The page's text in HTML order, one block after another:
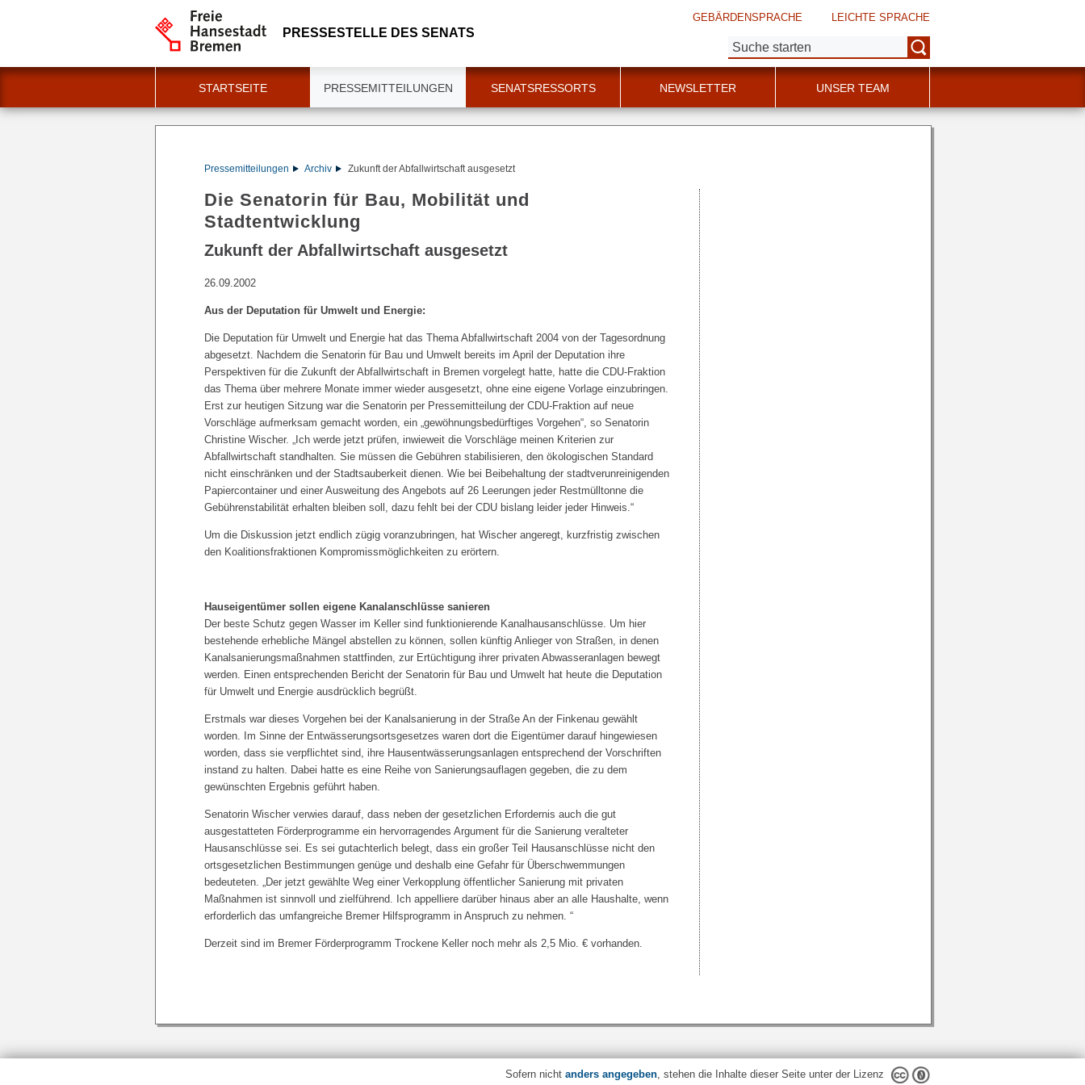
PRESSESTELLE DES SENATS
GEBÄRDENSPRACHE LEICHTE SPRACHE
Suche:
STARTSEITE PRESSEMITTEILUNGEN SENATSRESSORTS NEWSLETTER UNSER TEAM
Pressemitteilungen Archiv Zukunft der Abfallwirtschaft ausgesetzt
Die Senatorin für Bau, Mobilität und
Stadtentwicklung
Zukunft der Abfallwirtschaft ausgesetzt
26.09.2002
Aus der Deputation für Umwelt und Energie:
Die Deputation für Umwelt und Energie hat das Thema Abfallwirtschaft 2004 von der Tagesordnung
abgesetzt. Nachdem die Senatorin für Bau und Umwelt bereits im April der Deputation ihre
Perspektiven für die Zukunft der Abfallwirtschaft in Bremen vorgelegt hatte, hatte die CDU-Fraktion
das Thema über mehrere Monate immer wieder ausgesetzt, ohne eine eigene Vorlage einzubringen.
Erst zur heutigen Sitzung war die Senatorin per Pressemitteilung der CDU-Fraktion auf neue
Vorschläge aufmerksam gemacht worden, ein „gewöhnungsbedürftiges Vorgehen“, so Senatorin
Christine Wischer. „Ich werde jetzt prüfen, inwieweit die Vorschläge meinen Kriterien zur
Abfallwirtschaft standhalten. Sie müssen die Gebühren stabilisieren, den ökologischen Standard
nicht einschränken und der Stadtsauberkeit dienen. Wie bei Beibehaltung der stadtverunreinigenden
Papiercontainer und einer Ausweitung des Angebots auf 26 Leerungen jeder Restmülltonne die
Gebührenstabilität erhalten bleiben soll, dazu fehlt bei der CDU bislang leider jeder Hinweis.“
Um die Diskussion jetzt endlich zügig voranzubringen, hat Wischer angeregt, kurzfristig zwischen
den Koalitionsfraktionen Kompromissmöglichkeiten zu erörtern.
Hauseigentümer sollen eigene Kanalanschlüsse sanieren
Der beste Schutz gegen Wasser im Keller sind funktionierende Kanalhausanschlüsse. Um hier
bestehende erhebliche Mängel abstellen zu können, sollen künftig Anlieger von Straßen, in denen
Kanalsanierungsmaßnahmen stattfinden, zur Ertüchtigung ihrer privaten Abwasseranlagen bewegt
werden. Einen entsprechenden Bericht der Senatorin für Bau und Umwelt hat heute die Deputation
für Umwelt und Energie ausdrücklich begrüßt.
Erstmals war dieses Vorgehen bei der Kanalsanierung in der Straße An der Finkenau gewählt
worden. Im Sinne der Entwässerungsortsgesetzes waren dort die Eigentümer darauf hingewiesen
worden, dass sie verpflichtet sind, ihre Hausentwässerungsanlagen entsprechend der Vorschriften
instand zu halten. Dabei hatte es eine Reihe von Sanierungsauflagen gegeben, die zu dem
gewünschten Ergebnis geführt haben.
Senatorin Wischer verwies darauf, dass neben der gesetzlichen Erfordernis auch die gut
ausgestatteten Förderprogramme ein hervorragendes Argument für die Sanierung veralteter
Hausanschlüsse sei. Es sei gutachterlich belegt, dass ein großer Teil Hausanschlüsse nicht den
ortsgesetzlichen Bestimmungen genüge und deshalb eine Gefahr für Überschwemmungen
bedeuteten. „Der jetzt gewählte Weg einer Verkopplung öffentlicher Sanierung mit privaten
Maßnahmen ist sinnvoll und zielführend. Ich appelliere darüber hinaus aber an alle Haushalte, wenn
erforderlich das umfangreiche Bremer Hilfsprogramm in Anspruch zu nehmen. “
Derzeit sind im Bremer Förderprogramm Trockene Keller noch mehr als 2,5 Mio. € vorhanden.
Sofern nichtanders angegeben , stehen die Inhalte dieser Seite unter der Lizenz